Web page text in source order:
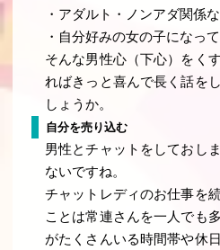
・アダルト・ノンアダ関係
・自分好みの女の子になっ
そんな男性心（下心）をく
ればきっと喜んで長く話を
しょうか。
自分を売り込む
男性とチャットをしておし
ないですね。
チャットレディのお仕事を
ことは常連さんを一人でも
がたくさんいる時間帯や休